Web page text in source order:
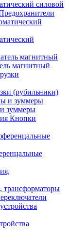
силовой
магнитный
(рубильники)
зуммеры
Кнопки
трансформаторы